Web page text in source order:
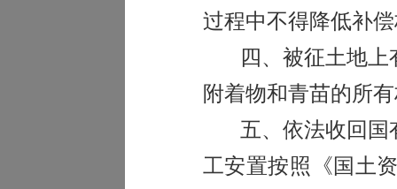
过程中不得降低补
四、被征土地上
附着物和青苗的所
五、依法收回国
工安置按照《国土